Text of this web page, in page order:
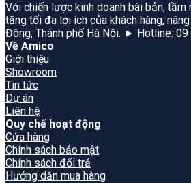
Với chiến lược kinh doanh bài bản,
tăng tối đa lợi ích của khách hàng,
Đông, Thành phố Hà Nội. ► Hotline:
Về Amico
Giới thiệu
Showroom
Tin tức
Dự án
Liên hệ
Quy chế hoạt động
Cửa hàng
Chính sách bảo mật
Chính sách đổi trả
Hướng dẫn mua hàng